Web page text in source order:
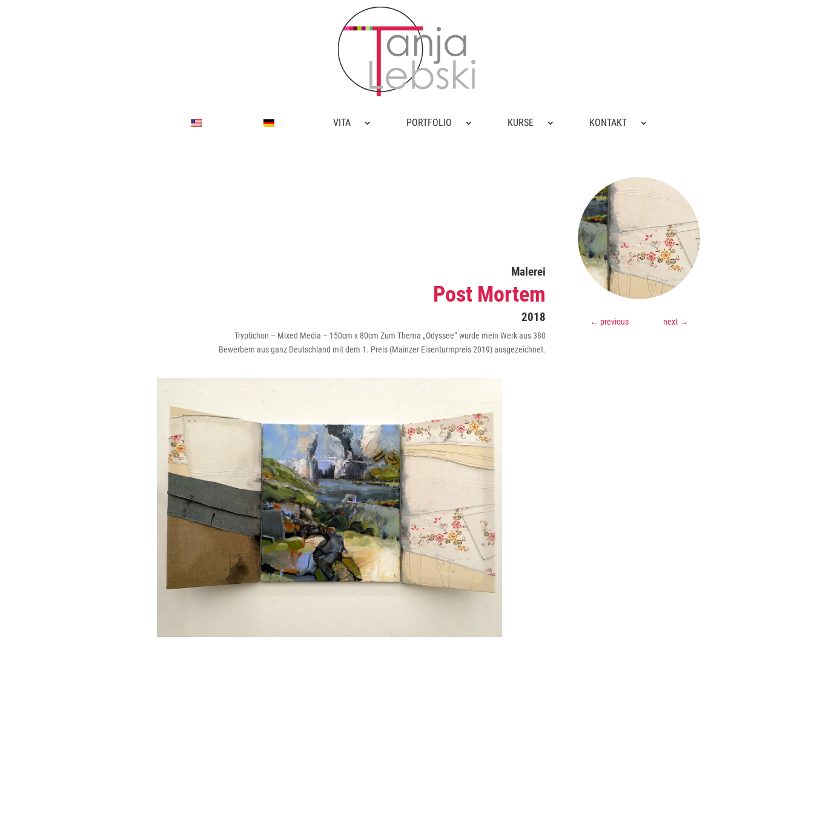
VITA PORTFOLIO KURSE KONTAKT
Malerei
Post Mortem
2018
Tryptichon – Mixed Media – 150cm x 80cm Zum Thema „Odyssee“ wurde mein Werk aus 380
Bewerbern aus ganz Deutschland mit dem 1. Preis (Mainzer Eisenturmpreis 2019) ausgezeichnet.
← previous next→